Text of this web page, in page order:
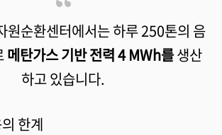
원순환센터에서는 하루 250톤의 음
메탄가스 기반 전력 4 MWh를생산
하고 있습니다.
한계